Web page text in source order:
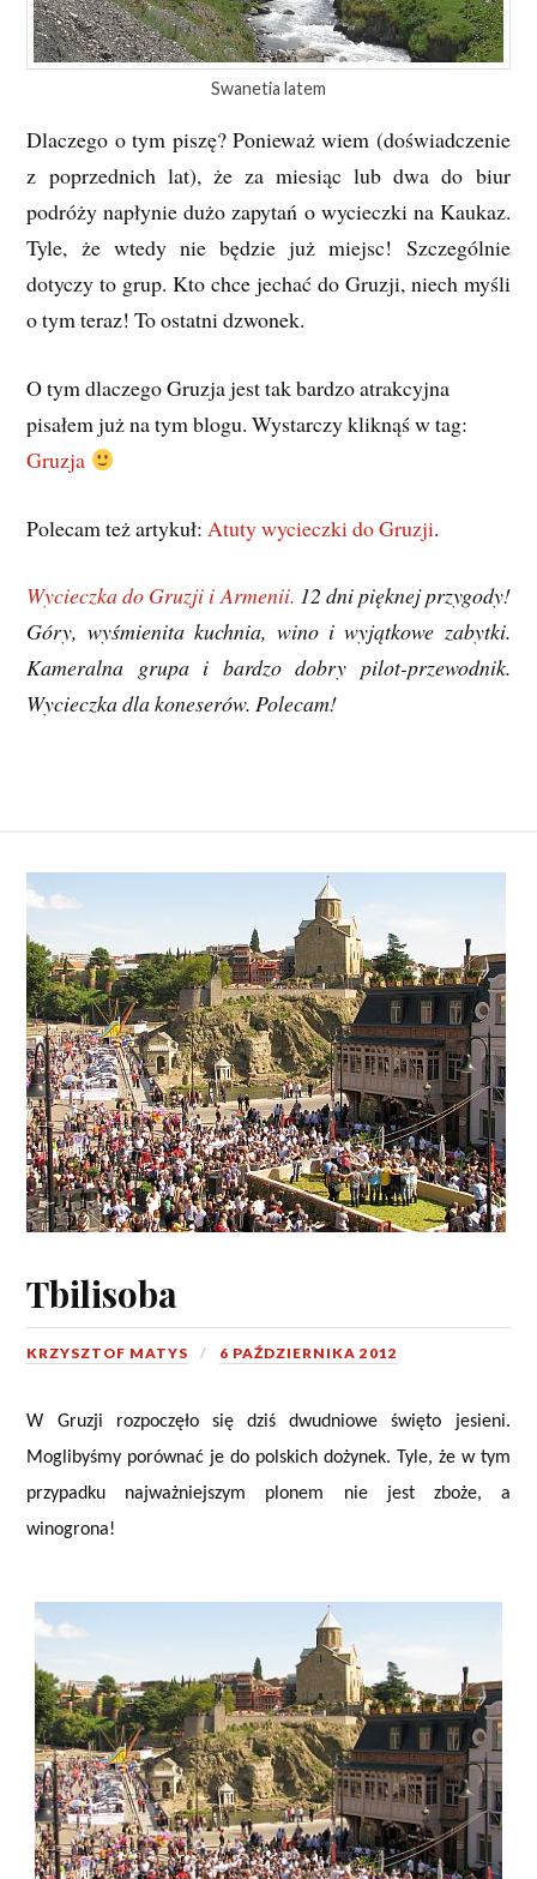
Swanetia latem
Dlaczego o tym piszę? Ponieważ wiem (doświadczenie
z poprzednich lat), że za miesiąc lub dwa do biur
podróży napłynie dużo zapytań o wycieczki na Kaukaz.
Tyle, że wtedy nie będzie już miejsc! Szczególnie
dotyczy to grup. Kto chce jechać do Gruzji, niech myśli
o tym teraz! To ostatni dzwonek.
O tym dlaczego Gruzja jest tak bardzo atrakcyjna
pisałem już na tym blogu. Wystarczy kliknąś w tag:
Gruzja
Polecam też artykuł: Atuty wycieczki do Gruzji.
Wycieczka do Gruzji i Armenii. 12 dni pięknej przygody!
Góry, wyśmienita kuchnia, wino i wyjątkowe zabytki.
Kameralna grupa i bardzo dobry pilot-przewodnik.
Wycieczka dla koneserów. Polecam!
Tbilisoba
KRZYSZTOF MATYS 6 PAŹDZIERNIKA 2012
W Gruzji rozpoczęło się dziś dwudniowe święto jesieni.
Moglibyśmy porównać je do polskich dożynek. Tyle, że w tym
przypadku najważniejszym plonem nie jest zboże, a
winogrona!